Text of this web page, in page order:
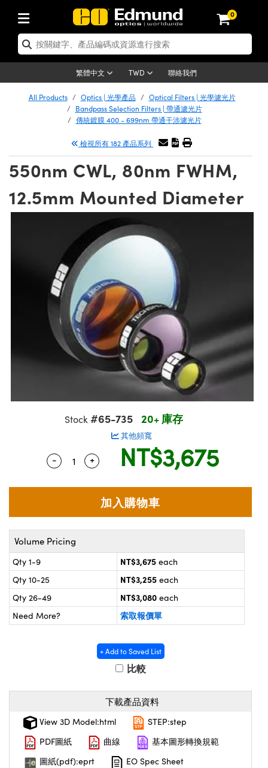
0
繁體中文 TWD 聯絡我們
| 光學產品
| 反射鏡
Diffusers | 窗鏡或擴散片
Optics | 偏振光學元件
| 分光鏡
| 繞射光柵
| 光學組装
Components | SCHOTT 光
| 紅外線光學產品
Sputtering) Coated Optics |
濺鍍）鍍膜光學元件
Elements (DOE) | 繞射光
Optics | 雷射光學
| 雷射透鏡
| 超快光學
器
Assemblies | 雷射光學元件組
Shaping | 雷射光束整形
| 雷射分光鏡
| 雷射顯微鏡
Isolators | 晶體和隔離器
| 光機組件
System | 光學籠式系統
Mounts | 台式光學安裝座
and Breadboards | 光學平臺
| 電動平臺
and Slides | 平臺和滑塊
| 光圈類
| 顯微鏡
| Mitutoyo 物鏡
| Olympus 物鏡
| Nikon 物鏡
| ZEISS 物鏡
Upright Microscopes
Objectives | 有限共軛物鏡
| 反射物鏡
Lighting |顯微鏡照明
Targets | 顯微鏡標靶
Stage Micrometers | 刻劃板或
Mechanics | 顯微鏡用結構件
目鏡
and Couplers | 中繼鏡或耦合鏡
Direct Microscopes | 袖珍顯微鏡
鏡
| 雷射
and Electronics | 雷射
| 雷射用光機模組
| 實驗室和生產線
Lenses | 成像鏡頭
Lenses | 定焦鏡頭
| 遠心鏡頭
(S-Mount Lenses) | M12 鏡頭 (S
Magnification Lenses
Lenses for Harsh Environments
and Advanced
| 影視製作和高級攝影
Accessories | 成像鏡頭配件
| 相機
Cameras | Gigabit乙太網相
Cameras | Teledyne Dalsa
Microscopy Cameras
Cameras | Allied Vision 相機
| Basler 相機
Cameras | IDS 相機
Labs Cameras™ | Lucid Vision
| Pixelink 相機
and Optomechanics |
Interface Cameras | 高速接口相
| 模擬相機
and Illumination | 照明
Lighting | 機器視覺光源
Lighting |顯微鏡照明
Lighting | 寬譜光源
Sources | 其他光源
Accessories | 光源配件
Targets | 測試板
Targets | 解析度測試板
Targets | 畸變測試版
& Stage Micrometers | 圖像
Level Test Targets | 色卡測試板
and Detection | 測試與監測
| 光學度量
Solutions | 機器視覺方案
測器
放大器
and Roughness Standards | 表
Tools | 量測工具
Components | 主動光學元件
and Production | 實驗室和生產
| 清潔用品
Handling Tools | 零件夾持用品
| 光學膠
Accessories | UV固化設備
應用選購
Imaging
Processing
Tomography
By Brand
Optical Company
Components
Labs™
Components | SCHOTT 光
Products | 新品專區
Lenses
and Detection
Production
| 清倉品
| 清倉光學產品
| 清倉光機組件
| 清倉顯微鏡
Lenses | 清倉成像鏡頭
| 清倉照明
and Detection
and Production | 清倉實驗室
Products | 重新認證產
| 重新認證光學產品
| 重新認證光機
| 重新認證雷射
| 重新認證顯微鏡
Lenses | 重新認證成像鏡
| 重新認證相機
| 重新認證照明
Targets
and Detection
and Production | 重新認證實
All Products Optics | 光學產品
Optical Filters | 光學濾光片
Bandpass Selection Filters | 帶通濾光片
傳統鍍膜 400 - 699nm 帶通干涉濾光片
檢視所有 182 產品系列
550nm CWL, 80nm FWHM,
12.5mm Mounted Diameter
Stock #65-735 20+ 庫存
其他頻寬
Quantity Selector
- Use the plus and minus buttons to
+ NT$3,675
Volume Pricing
Qty 1-9 NT$3,675 each
Qty 10-25
NT$3,255 each
Qty 26-49
NT$3,080 each
Need More?
索取報價單
+ Add to Saved List
比較
下載產品資料
View 3D Model:html
STEP:step
PDF圖紙
曲線
基本圖形轉換規範
圖紙(pdf):eprt
EO Spec Sheet